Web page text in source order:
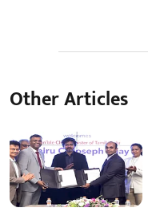
Other Articles